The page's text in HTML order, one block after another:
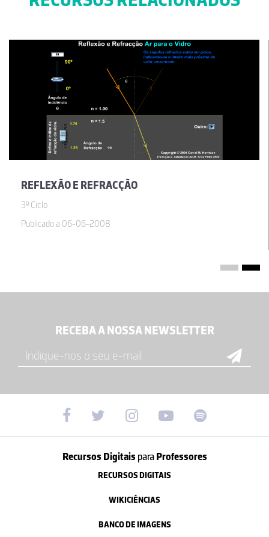
REFLEXÃO E REFRACÇÃO
3º Ciclo
Publicado a 06-06-2008
RECEBA A NOSSA NEWSLETTER
Recursos Digitais paraProfessores
RECURSOS DIGITAIS
WIKICIÊNCIAS
BANCO DE IMAGENS